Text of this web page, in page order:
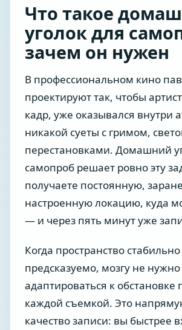
Что такое
уголок для
зачем он нужен
В профессиональном кино
проектируют так, чтобы
кадр, уже оказывался внутри
никакой суеты с гримом,
перестановками. Домашний
самопроб решает ровно эту
получаете постоянную,
настроенную локацию, куда
— и через пять минут уже
Когда пространство
предсказуемо, мозгу не
адаптироваться к обстановке
каждой съемкой. Это
качество записи: вы быстрее